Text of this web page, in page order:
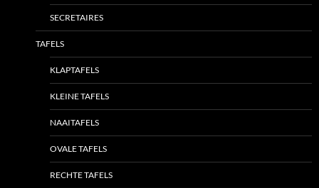
SECRETAIRES
TAFELS
KLAPTAFELS
KLEINE TAFELS
NAAITAFELS
OVALE TAFELS
RECHTE TAFELS